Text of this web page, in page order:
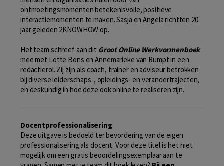
ontmoetingsmomenten betekenisvolle, positieve
interactiemomenten te maken. Sasja en Angela richtten 20
jaar geleden 2KNOWHOW op.
Het team schreef aan dit Groot Online Werkvormenboek
mee met Lotte Bons en Annemarieke van Rumpt in een
redactierol. Zij zijn als coach, trainer en adviseur betrokken
bij diverse leiderschaps-, opleidings- en verandertrajecten,
en deskundig in hoe deze ook online te realiseren zijn.
Docentprofessionalisering
Deze uitgave is bedoeld ter bevordering van de eigen
professionalisering als docent. Voor deze titel is het niet
mogelijk om een gratis beoordelingsexemplaar aan te